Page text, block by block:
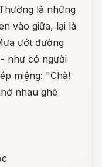
là những
vào giữa, lại là
ướt đường
như có người
miệng: "Chà!
nhau ghê